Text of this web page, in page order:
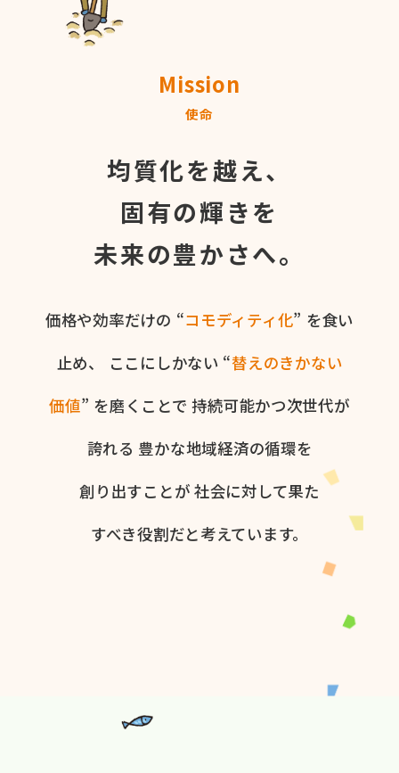
Mission
使命
均質化を越え、
固有の輝きを
未来の豊かさへ。
価格や​効率だけの​ “コモディティ化” を​食い​
止め、
ここに​しかない​ “替えの​きかない​
価値” を​磨く​ことで 持続可能かつ次世代が​
誇れる 豊かな​地域経済の​循環を​
創り出すことが 社会に​対して​果た​
すべき役割だと​考えています。​